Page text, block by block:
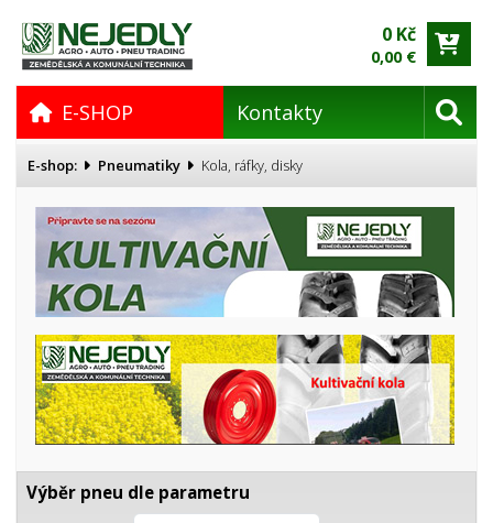
0 Kč
0,00 €
E-SHOP Kontakty
E-shop: Pneumatiky Kola, ráfky, disky
Výběr pneu dle parametru